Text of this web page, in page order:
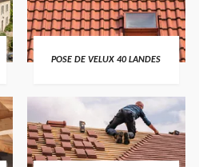
POSE DE VELUX 40 LANDES